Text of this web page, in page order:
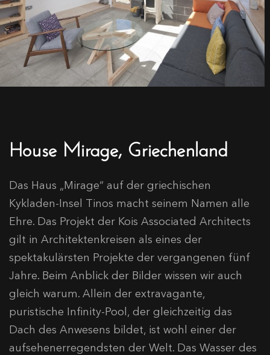
House Mirage, Griechenland
Das Haus „Mirage“ auf der griechischen
Kykladen-Insel Tinos macht seinem Namen alle
Ehre. Das Projekt der Kois Associated Architects
gilt in Architektenkreisen als eines der
spektakulärsten Projekte der vergangenen fünf
Jahre. Beim Anblick der Bilder wissen wir auch
gleich warum. Allein der extravagante,
puristische Infinity-Pool, der gleichzeitig das
Dach des Anwesens bildet, ist wohl einer der
aufsehenerregendsten der Welt. Das Wasser des